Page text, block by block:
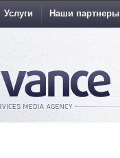
Услуги Наши партнеры